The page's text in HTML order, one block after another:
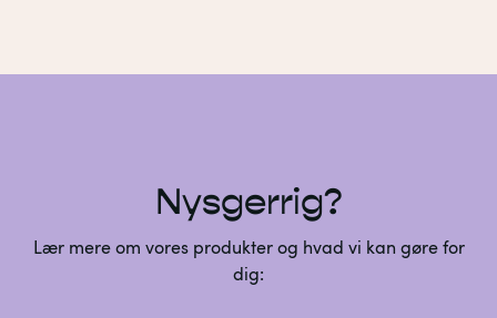
Nysgerrig?
Lær mere om vores produkter og hvad vi kan gøre for
dig: